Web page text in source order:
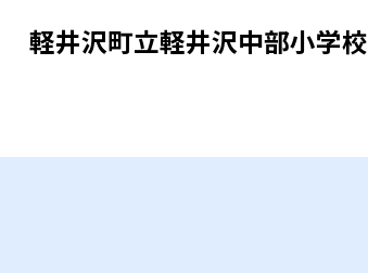
軽井沢町立軽井沢中部小学校